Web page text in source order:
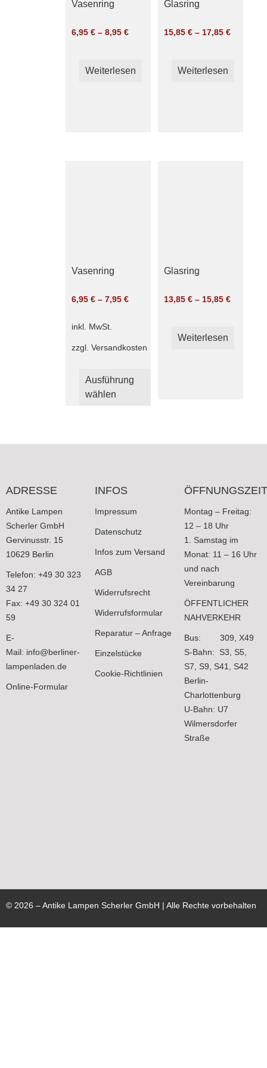
Vasenring
6,95 €– 8,95 €
Weiterlesen
Glasring
15,85 €– 17,85 €
Weiterlesen
Vasenring
6,95 €– 7,95 €
inkl. MwSt.
zzgl. Versandkosten
Ausführung
wählen
Produktseite
werden
Glasring
13,85 €– 15,85 €
Weiterlesen
ADRESSE
Antike Lampen
Scherler GmbH
Gervinusstr. 15
10629 Berlin
Telefon: +49 30 323
34 27
Fax: +49 30 324 01
59
E-
Mail: info@berliner-
lampenladen.de
Online-Formular
INFOS
Impressum
Datenschutz
Infos zum Versand
AGB
Widerrufsrecht
Widerrufsformular
Reparatur – Anfrage
Einzelstücke
Cookie-Richtlinien
Montag – Freitag:
12 – 18 Uhr
1. Samstag im
Monat: 11 – 16 Uhr
und nach
Vereinbarung
ÖFFENTLICHER
NAHVERKEHR
Bus: 309, X49
S-Bahn: S3, S5,
S7, S9, S41, S42
Berlin-
Charlottenburg
U-Bahn: U7
Wilmersdorfer
Straße
© 2026 – Antike Lampen Scherler GmbH | Alle Rechte vorbehalten